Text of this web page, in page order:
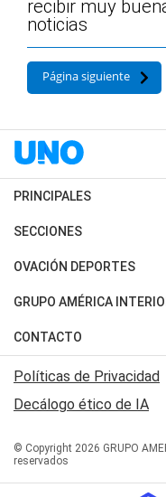
recibir muy
noticias
Página siguiente
PRINCIPALES
Últimas Noticias
Política
Judiciales
Economia
SECCIONES
Horóscopo
Motores
Trucos caseros
Series y Películas
Edictos y Solicitadas
OVACIÓN DEPORTES
Fútbol
Mundial
Automovilismo
Rugby
Básquet
GRUPO AMÉRICA
Canal 7 en Vivo
San Juan 8
CONTACTO
Acerca de Nosotros
Contactanos
Políticas de Privacidad
Decálogo ético de IA
© Copyright 2026 GRUPO
reservados